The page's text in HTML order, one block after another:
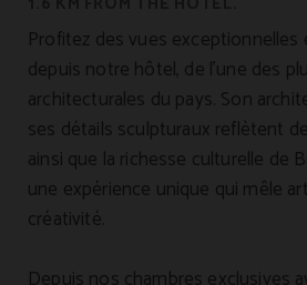
Profitez des vues exceptionnelles
depuis notre hôtel, de l’une des
architecturales du pays. Son
ses détails sculpturaux reflètent
ainsi que la richesse culturelle de
une expérience unique qui mêle
créativité.